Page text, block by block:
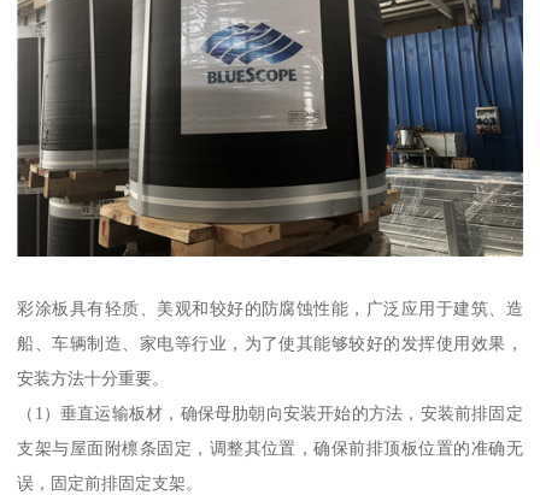
彩涂板具有轻质、美观和较好的防腐蚀性能，广泛应用于建筑、造
船、车辆制造、家电等行业，为了使其能够较好的发挥使用效果，
安装方法十分重要。
（1）垂直运输板材，确保母肋朝向安装开始的方法，安装前排固定
支架与屋面附檩条固定，调整其位置，确保前排顶板位置的准确无
误，固定前排固定支架。